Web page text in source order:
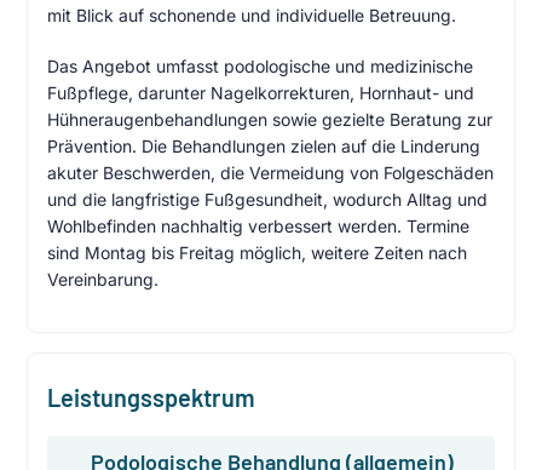
mit Blick auf schonende und individuelle Betreuung.
Das Angebot umfasst podologische und medizinische
Fußpflege, darunter Nagelkorrekturen, Hornhaut- und
Hühneraugenbehandlungen sowie gezielte Beratung zur
Prävention. Die Behandlungen zielen auf die Linderung
akuter Beschwerden, die Vermeidung von Folgeschäden
und die langfristige Fußgesundheit, wodurch Alltag und
Wohlbefinden nachhaltig verbessert werden. Termine
sind Montag bis Freitag möglich, weitere Zeiten nach
Vereinbarung.
Leistungsspektrum
Podologische Behandlung (allgemein)